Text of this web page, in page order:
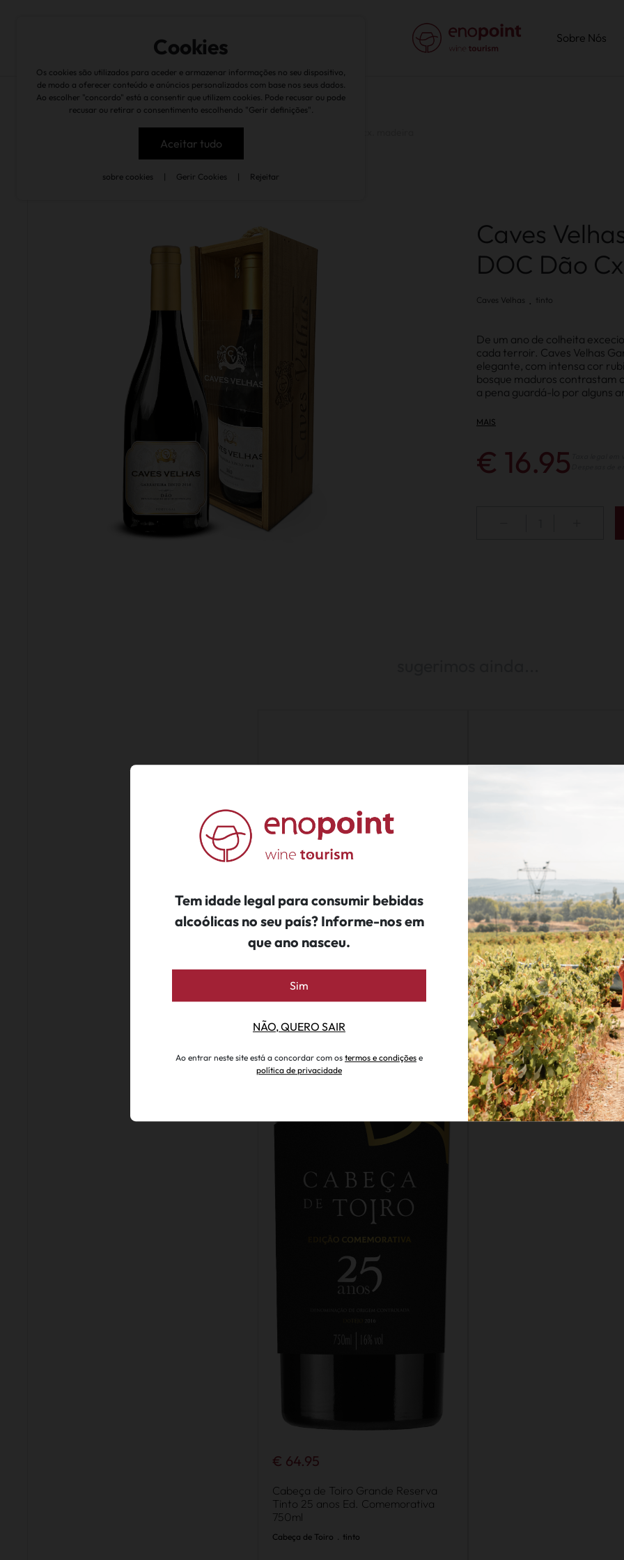
Tem idade legal para consumir bebidas
alcoólicas no seu país? Informe-nos em
que ano nasceu.
Sim
NÃO, QUERO SAIR
Ao entrar neste site está a concordar com os termos e condições e
política de privacidade
Garrafeira Sobre Nós
Caves
DOC Dão
Caves Velhas . tinto
De um ano de colheita
cada terroir. Caves Velhas
elegante, com intensa cor
bosque maduros contrastam
a pena guardá-lo por alguns
MAIS
€ 16.95
€ 64.95
Cabeça de Toiro Grande Reserva
Tinto 25 anos Ed. Comemorativa
750ml
Cabeça de Toiro tinto
€ 294.95
Moscatel Caves Velhas
Limitada 50 Anos
Caves Velhas . generosos
Cookies
Os cookies são utilizados para aceder e armazenar informações no seu dispositivo,
de modo a oferecer conteúdo e anúncios personalizados com base nos seus dados.
Ao escolher "concordo" está a consentir que utilizem cookies. Pode recusar ou pode
recusar ou retirar o consentimento escolhendo "Gerir definições".
Aceitar tudo
sobre cookies Gerir Cookies Rejeitar